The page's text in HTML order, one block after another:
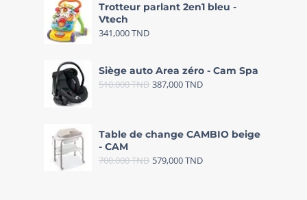
Trotteur parlant 2en1 bleu -
Vtech
341,000TND
Siège auto Area zéro - Cam Spa
510,000TND 387,000TND
Table de change CAMBIO beige
- CAM
700,000TND 579,000TND